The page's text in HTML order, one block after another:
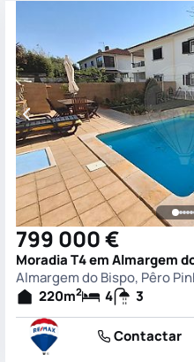
as fotografias
799 000 €
Almargem do Bispo, Pêro
220m2 4 3
Contactar